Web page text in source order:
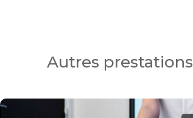
Autres prestations